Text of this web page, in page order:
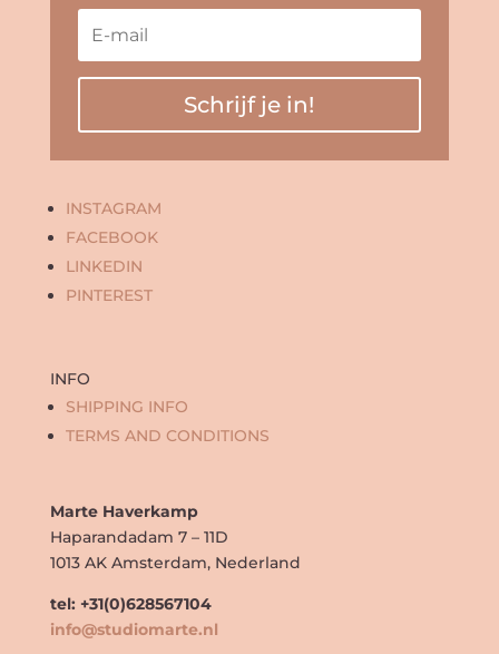
Schrijf je in!
INSTAGRAM
FACEBOOK
LINKEDIN
PINTEREST
INFO
SHIPPING INFO
TERMS AND CONDITIONS
Marte Haverkamp
Haparandadam 7 – 11D
1013 AK Amsterdam, Nederland
tel: +31(0)628567104
info@studiomarte.nl